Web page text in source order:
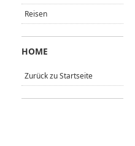
Reisen
HOME
Zurück zu Startseite